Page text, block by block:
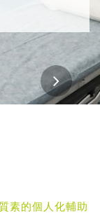
素的個人化輔助